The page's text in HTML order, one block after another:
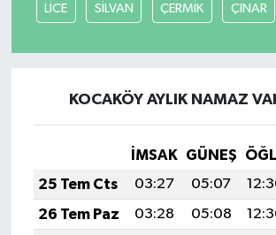
LİCE SİLVAN ÇERMİK ÇINAR
KOCAKÖY AYLIK NAMAZ
İMSAK GÜNEŞ
25 Tem Cts
03:27 05:07
26 Tem Paz
03:28 05:08